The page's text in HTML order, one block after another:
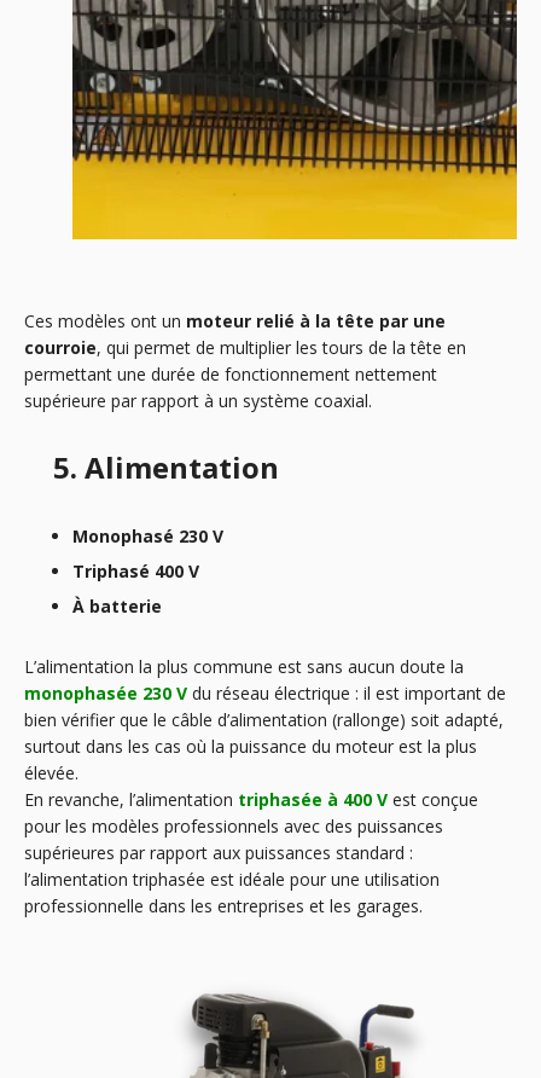
Ces modèles ont un moteur relié à la tête par une
courroie, qui permet de multiplier les tours de la tête en
permettant une durée de fonctionnement nettement
supérieure par rapport à un système coaxial.
5. Alimentation
Monophasé 230 V
Triphasé 400 V
À batterie
L’alimentation la plus commune est sans aucun doute la
monophasée 230 V du réseau électrique : il est important de
bien vérifier que le câble d’alimentation (rallonge) soit adapté,
surtout dans les cas où la puissance du moteur est la plus
élevée.
En revanche, l’alimentation triphasée à 400 V est conçue
pour les modèles professionnels avec des puissances
supérieures par rapport aux puissances standard :
l’alimentation triphasée est idéale pour une utilisation
professionnelle dans les entreprises et les garages.